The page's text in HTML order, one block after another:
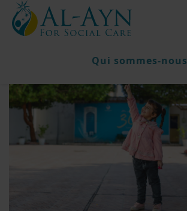
Qui sommes-nous